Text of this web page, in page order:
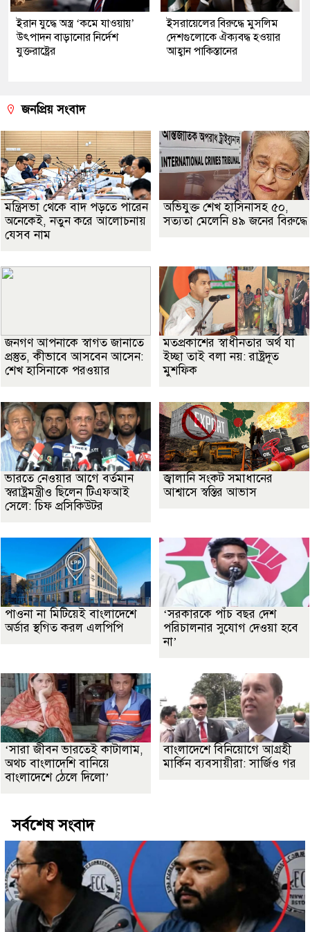
ইরান যুদ্ধে অস্ত্র ‘কমে যাওয়ায়’
উৎপাদন বাড়ানোর নির্দেশ
যুক্তরাষ্ট্রের
ইসরায়েলের বিরুদ্ধে মুসলিম
দেশগুলোকে ঐক্যবদ্ধ হওয়ার
আহ্বান পাকিস্তানের
জনপ্রিয় সংবাদ
মন্ত্রিসভা থেকে বাদ পড়তে পারেন
অনেকেই, নতুন করে আলোচনায়
যেসব নাম
অভিযুক্ত শেখ হাসিনাসহ ৫০,
সত্যতা মেলেনি ৪৯ জনের বিরুদ্ধে
জনগণ আপনাকে স্বাগত জানাতে
প্রস্তুত, কীভাবে আসবেন আসেন:
শেখ হাসিনাকে পরওয়ার
মতপ্রকাশের স্বাধীনতার অর্থ যা
ইচ্ছা তাই বলা নয়: রাষ্ট্রদূত
মুশফিক
ভারতে নেওয়ার আগে বর্তমান
স্বরাষ্ট্রমন্ত্রীও ছিলেন টিএফআই
সেলে: চিফ প্রসিকিউটর
জ্বালানি সংকট সমাধানের
আশ্বাসে স্বস্তির আভাস
পাওনা না মিটিয়েই বাংলাদেশে
অর্ডার স্থগিত করল এলপিপি
‘সরকারকে পাঁচ বছর দেশ
পরিচালনার সুযোগ দেওয়া হবে
না’
‘সারা জীবন ভারতেই কাটালাম,
অথচ বাংলাদেশি বানিয়ে
বাংলাদেশে ঠেলে দিলো’
বাংলাদেশে বিনিয়োগে আগ্রহী
মার্কিন ব্যবসায়ীরা: সার্জিও গর
সর্বশেষ সংবাদ